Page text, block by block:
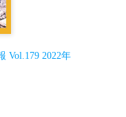
Vol.179 2022年